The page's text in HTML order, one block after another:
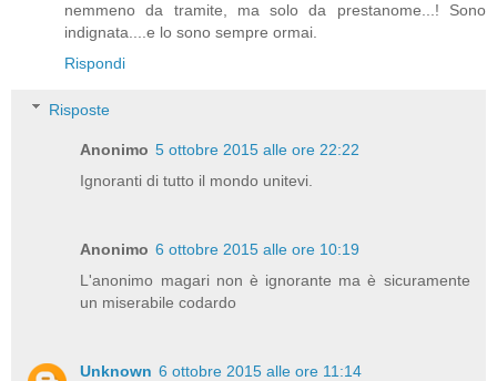
nemmeno da tramite, ma solo da prestanome...! Sono
indignata....e lo sono sempre ormai.
Rispondi
Risposte
Anonimo 5 ottobre 2015 alle ore 22:22
Ignoranti di tutto il mondo unitevi.
Anonimo 6 ottobre 2015 alle ore 10:19
L'anonimo magari non è ignorante ma è sicuramente
un miserabile codardo
Unknown 6 ottobre 2015 alle ore 11:14